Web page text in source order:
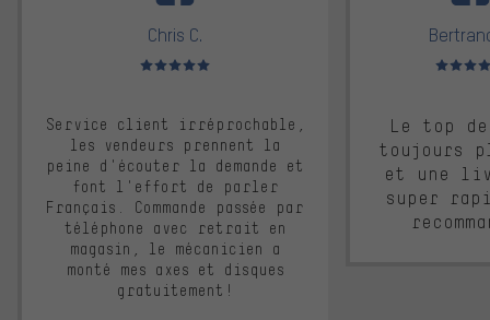
Chris C.
Note moyenne : 5 sur 5
Service client irréprochable,
les vendeurs prennent la
peine d'écouter la demande et
font l'effort de parler
Français. Commande passée par
téléphone avec retrait en
magasin, le mécanicien a
monté mes axes et disques
gratuitement!
Note
Le top
toujours
et une
super